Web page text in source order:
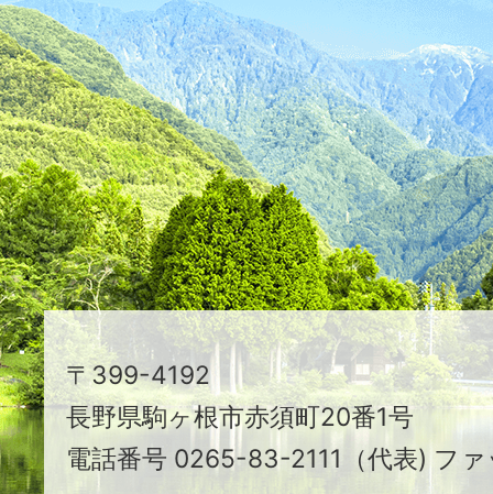
た
つ
映
え
る
ま
ち
駒
ヶ
根
市
〒399-4192
長野県駒ヶ根市赤須町20番1号
電話番号 0265-83-2111（代表) フ